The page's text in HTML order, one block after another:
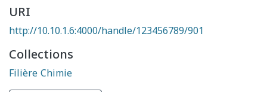
URI
http://10.10.1.6:4000/handle/123456789/901
Collections
Filière Chimie